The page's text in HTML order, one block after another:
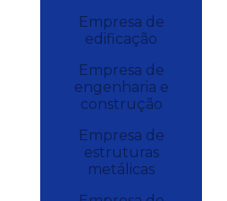
Empresa de
edificação
Empresa de
engenharia e
construção
Empresa de
estruturas
metálicas